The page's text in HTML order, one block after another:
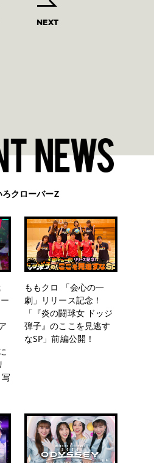
NEXT
ろクローバーZ
ももクロ 「会心の一
劇」リリース記念！
「『炎の闘球女 ドッジ
弾子』のここを見逃す
なSP」前編公開！